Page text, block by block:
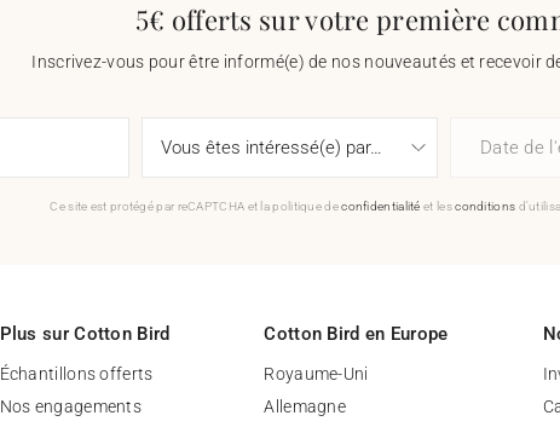
5€ offerts sur votre première
Inscrivez-vous pour être informé(e) de nos nouveautés et recevoir
Date de
Ce site est protégé par reCAPTCHA et la politique deconfidentialité et lesconditions
Plus sur Cotton Bird
Échantillons offerts
Nos engagements
Cotton Bird en Europe
Royaume-Uni
Allemagne